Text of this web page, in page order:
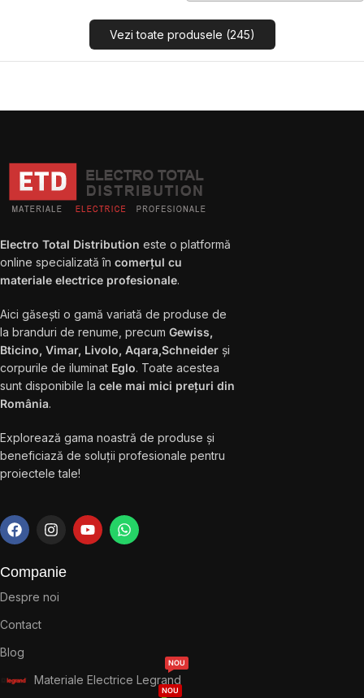
Vezi toate produsele (245)
Electro Total Distribution este o platformă
online specializată în comerțul cu
materiale electrice profesionale.
Aici găsești o gamă variată de produse de
la branduri de renume, precum Gewiss,
Bticino, Vimar, Livolo, Aqara,Schneider și
corpurile de iluminat Eglo. Toate acestea
sunt disponibile la cele mai mici prețuri din
România.
Explorează gama noastră de produse și
beneficiază de soluții profesionale pentru
proiectele tale!
Companie
Despre noi
Contact
Blog
Materiale Electrice Legrand
NOU
NOU